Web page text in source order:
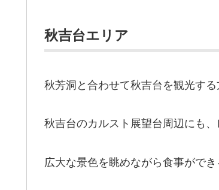
秋吉台エリア
秋芳洞と合わせて秋吉台を観光する
秋吉台のカルスト展望台周辺にも
広大な景色を眺めながら食事ができ